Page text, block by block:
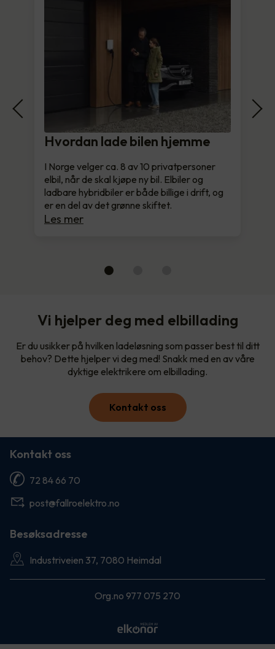
Hvordan lade bilen hjemme
I Norge velger ca. 8 av 10 privatpersoner
elbil, når de skal kjøpe ny bil. Elbiler og
ladbare hybridbiler er både billige i drift, og
er en del av det grønne skiftet.
Les mer
Vi hjelper deg med elbillading
Er du usikker på hvilken ladeløsning som passer best til ditt
behov? Dette hjelper vi deg med! Snakk med en av våre
dyktige elektrikere om elbillading.
Kontakt oss
Kontakt oss
72 84 66 70
post@fallroelektro.no
Besøksadresse
Industriveien 37, 7080 Heimdal
Org.no 977 075 270